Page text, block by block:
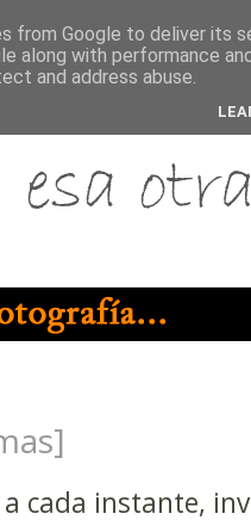
cada instante,
from Google to deliver its
along with performance
and address abuse.